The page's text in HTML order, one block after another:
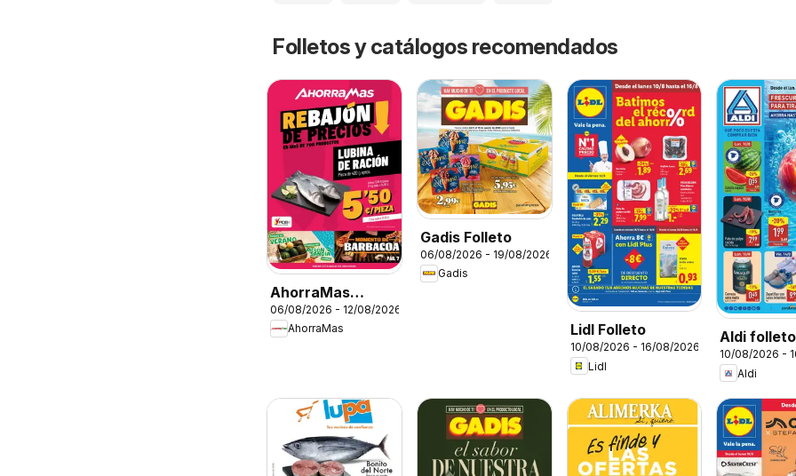
Folletos y catálogos recomendados
AhorraMas
Folleto
06/08/2026 - 12/08/2026
AhorraMas
Gadis Folleto
06/08/2026 - 19/08/2026
Gadis
Lidl Folleto
10/08/2026 - 16/08/2026
Lidl
Aldi folleto
Península
10/08/2026 -
Aldi